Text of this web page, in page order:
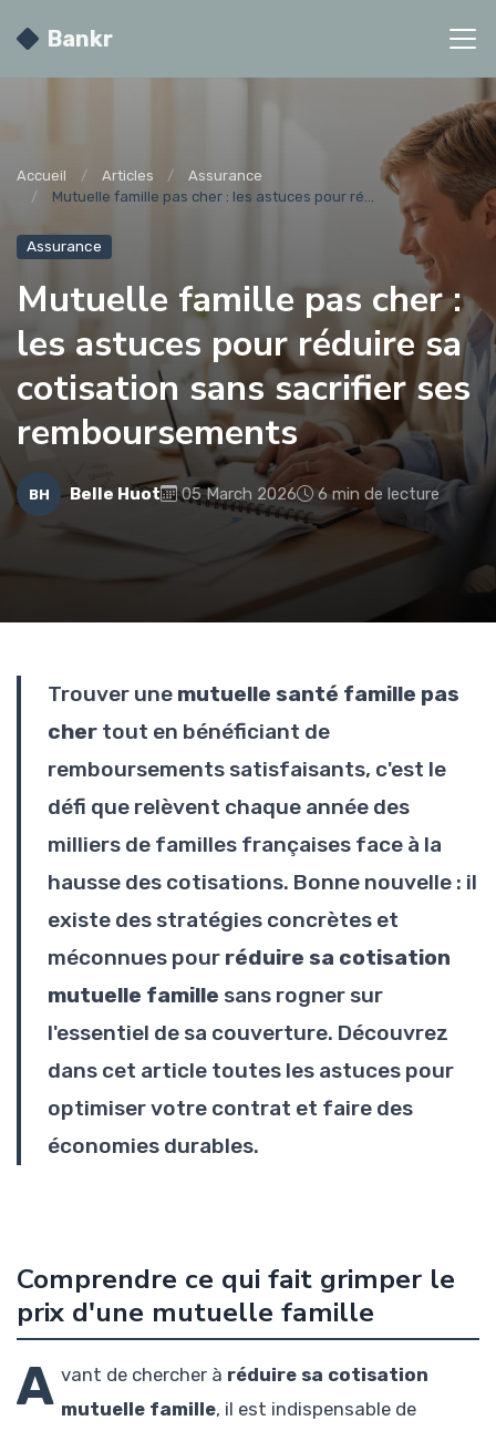
Bankr
Accueil Articles
Assurance
Mutuelle famille pas cher : les astuces pour ré...
Assurance
Mutuelle famille pas cher :
les astuces pour réduire sa
cotisation sans sacrifier ses
remboursements
BH Belle Huot 05 March 2026 6 min de lecture
Trouver une mutuelle santé famille pas
cher tout en bénéficiant de
remboursements satisfaisants, c'est le
défi que relèvent chaque année des
milliers de familles françaises face à la
hausse des cotisations. Bonne nouvelle : il
existe des stratégies concrètes et
méconnues pour réduire sa cotisation
mutuelle famille sans rogner sur
l'essentiel de sa couverture. Découvrez
dans cet article toutes les astuces pour
optimiser votre contrat et faire des
économies durables.
Comprendre ce qui fait grimper le
prix d'une mutuelle famille
A vant de chercher à réduire sa cotisation
mutuelle famille, il est indispensable de